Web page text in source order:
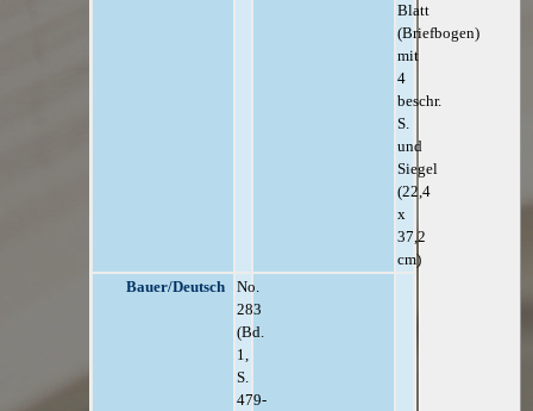
Blatt
(Briefbogen)
mit
4
beschr.
S.
und
Siegel
(22,4
x
37,2
cm)
Bauer/Deutsch
No.
283
(Bd.
1,
S.
479-